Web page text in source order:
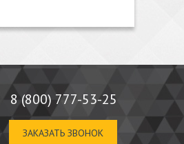
8 (800) 777-53-25
ЗАКАЗАТЬ ЗВОНОК